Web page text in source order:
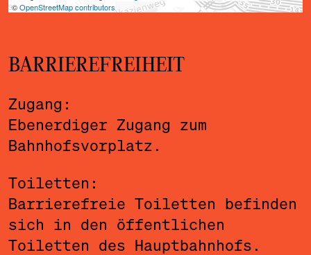
BARRIEREFREIHEIT
Zugang:
Ebenerdiger Zugang zum
Bahnhofsvorplatz.
Toiletten:
Barrierefreie Toiletten befinden
sich in den öffentlichen
Toiletten des Hauptbahnhofs.